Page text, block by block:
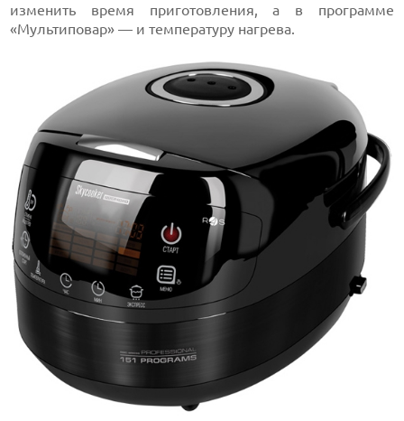
изменить время приготовления, а в программе
«Мультиповар» — и температуру нагрева.